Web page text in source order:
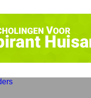
(in-company)